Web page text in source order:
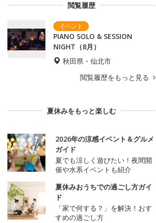
閲覧履歴
PIANO SOLO & SESSION
NIGHT（8月）
秋田県・仙北市
閲覧履歴をもっと見る
夏休みをもっと楽しむ
2026年の涼感イベント＆グルメ
ガイド
夏でも涼しく遊びたい！夜間開
催や水系イベントも紹介
夏休みおうちでの過ごし方ガイ
ド
「家で何する？」を解決！おす
すめの過ごし方